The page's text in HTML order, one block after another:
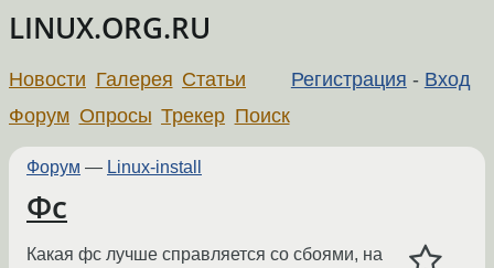
LINUX.ORG.RU
Регистрация - Вход
Новости Галерея Статьи
Форум Опросы Трекер Поиск
Форум — Linux-install
Фс
Какая фс лучше справляется со сбоями, на